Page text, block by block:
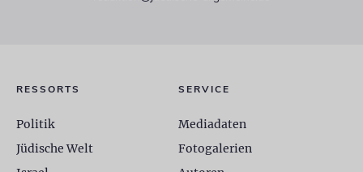
RESSORTS
Politik
Jüdische Welt
SERVICE
Mediadaten
Fotogalerien